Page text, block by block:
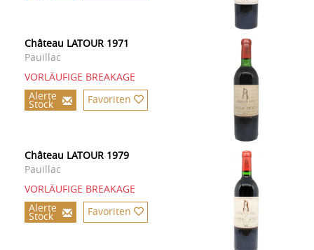
Château LATOUR 1971
Pauillac
VORLÄUFIGE BREAKAGE
Alerte
Stock Favoriten
Château LATOUR 1979
Pauillac
VORLÄUFIGE BREAKAGE
Alerte
Stock Favoriten